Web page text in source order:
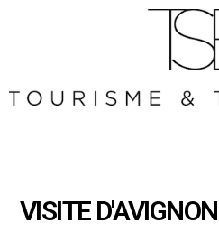
VISITE D'AVIGNON